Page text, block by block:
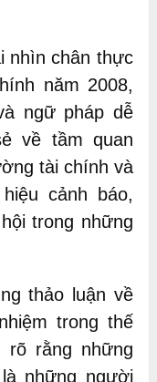
nhìn chân thực
năm 2008,
ngữ pháp dễ
về tầm quan
tài chính và
cảnh báo,
trong những
thảo luận về
trong thế
rõ rằng những
những người